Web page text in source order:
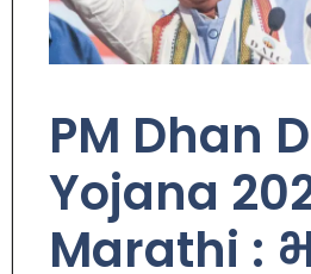
PM Dhan
Yojana
Marathi :